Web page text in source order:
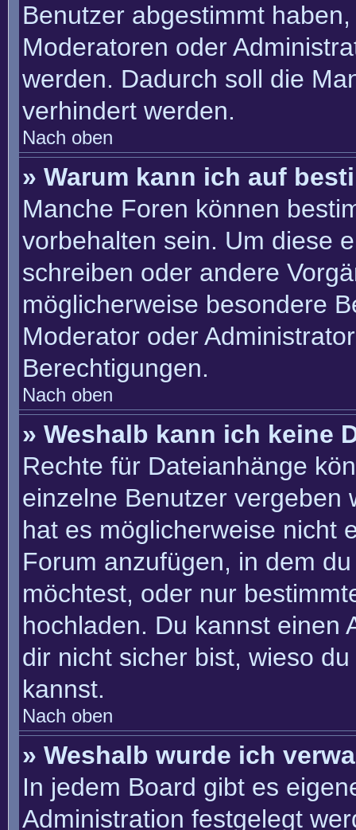
Benutzer abgestimmt
Moderatoren oder
werden. Dadurch soll die
verhindert werden.
Nach oben
» Warum kann ich auf
Manche Foren können
vorbehalten sein. Um diese
schreiben oder andere
möglicherweise besondere
Moderator oder
Berechtigungen.
Nach oben
» Weshalb kann ich keine
Rechte für Dateianhänge
einzelne Benutzer vergeben
hat es möglicherweise nicht
Forum anzufügen, in dem
möchtest, oder nur
hochladen. Du kannst einen
dir nicht sicher bist, wieso
kannst.
Nach oben
» Weshalb wurde ich
In jedem Board gibt es
Administration festgelegt